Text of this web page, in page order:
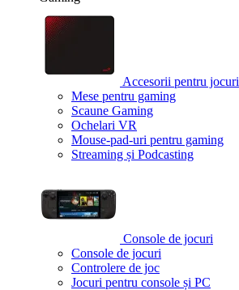
Accesorii pentru jocuri
Mese pentru gaming
Scaune Gaming
Ochelari VR
Mouse-pad-uri pentru gaming
Streaming și Podcasting
Console de jocuri
Console de jocuri
Controlere de joc
Jocuri pentru console și PC